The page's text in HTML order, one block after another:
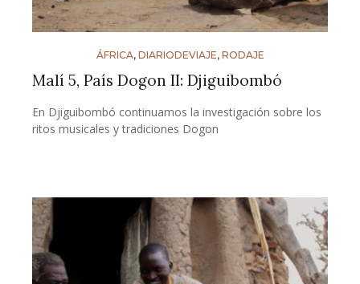
ÁFRICA, DIARIODEVIAJE, RODAJE
Malí 5, País Dogon II: Djiguibombó
En Djiguibombó continuamos la investigación sobre los
ritos musicales y tradiciones Dogon